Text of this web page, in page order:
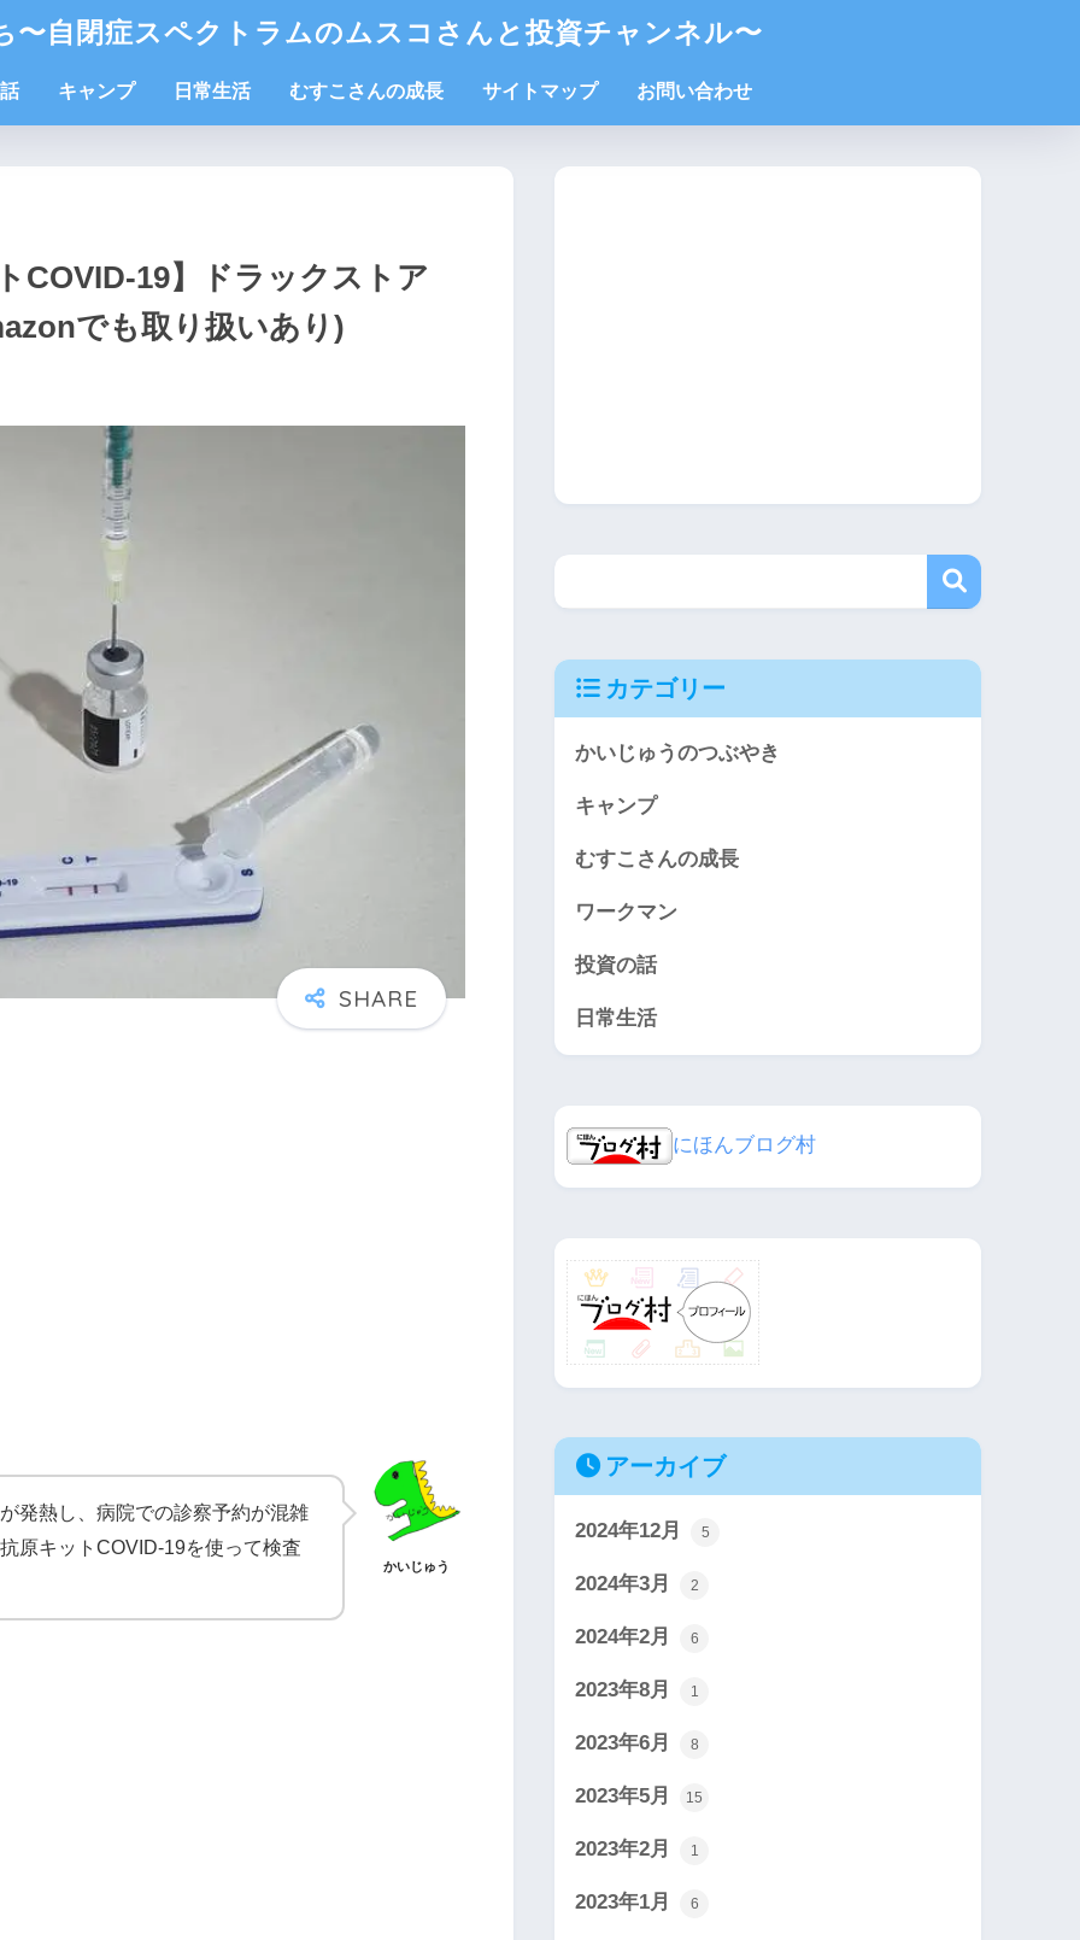
〜自閉症スペクトラムのムスコさんと投資チャンネル〜
キャンプ 日常生活 むすこさんの成長 サイトマップ お問い合わせ
COVID-19】ドラックストア
でも取り扱いあり)
かいじゅう
発熱し、病院での診察予約が混雑
原キットCOVID-19を使って検査
カテゴリー
かいじゅうのつぶやき
キャンプ
むすこさんの成長
ワークマン
投資の話
日常生活
にほんブログ村
アーカイブ
2024年12月 5
2024年3月 2
2024年2月 6
2023年8月 1
2023年6月 8
2023年5月 15
2023年2月 1
2023年1月 6